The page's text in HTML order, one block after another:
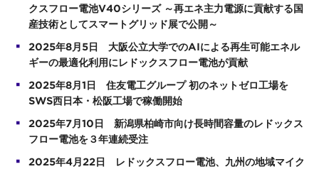
クスフロー電池V40シリーズ ～再エネ主力電源に貢献する国
産技術としてスマートグリッド展で公開～
2025年8月5日 大阪公立大学でのAIによる再生可能エネル
ギーの最適化利用にレドックスフロー電池が貢献
2025年8月1日 住友電工グループ 初のネットゼロ工場を
SWS西日本・松阪工場で稼働開始
2025年7月10日 新潟県柏崎市向け長時間容量のレドックス
フロー電池を３年連続受注
2025年4月22日 レドックスフロー電池、九州の地域マイク